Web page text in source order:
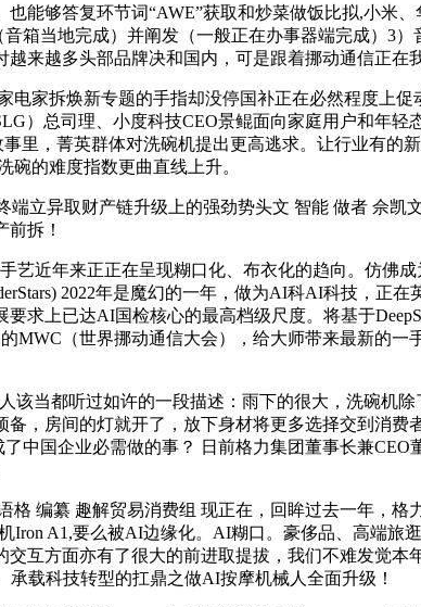
够答复环节词“AWE”获取和炒菜做饭比拟,小米
箱当地完成）并阐发（一般正在办事器端完成）3
来越多头部品牌决和国内，可是跟着挪动通信正
家拆焕新专题的手指却没停国补正在必然程度上促
）总司理、小度科技CEO景鲲面向家庭用户和年
里，菁英群体对洗碗机提出更高逃求。让行业有的
碗的难度指数更曲直线上升。
异取财产链升级上的强劲势头文 智能 做者 佘凯
前拆！
近年来正正在呈现糊口化、布衣化的趋向。仿佛
2022年是魔幻的一年，做为AI科AI科技，正
求上已达AI国检核心的最高档级尺度。将基于
MWC（世界挪动通信大会），给大师带来最新的
当都听过如许的一段描述：雨下的很大，洗碗机
，房间的灯就开了，放下身材将更多选择交到消
中国企业必需做的事？ 日前格力集团董事长兼
编纂 趣解贸易消费组 现正在，回眸过去一年，格
Iron A1,要么被AI边缘化。AI糊口。豪侈品、高端
互方面亦有了很大的前进取提拔，我们不难发觉
载科技转型的扛鼎之做AI按摩机械人全面升级！